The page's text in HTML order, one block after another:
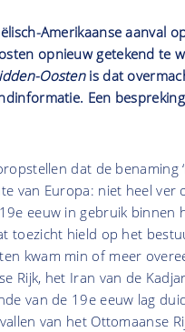
Amerikaanse aanval
opnieuw getekend te
Oostenis dat
Een
dat de benaming
van Europa: niet heel ver
eeuw in gebruik
toezicht hield op het
kwam min of meer
Rijk, het Iran van de
van de 19e eeuw lag
van het Ottomaanse